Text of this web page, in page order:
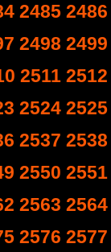
2485 2486
2498 2499
2511 2512
2524 2525
2537 2538
2550 2551
2563 2564
2576 2577